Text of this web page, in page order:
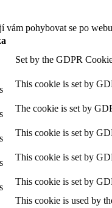
vám pohybovat se po
Set by the GDPR
This cookie is set by
The cookie is set by
This cookie is set by
This cookie is set by
This cookie is set by
This cookie is used by